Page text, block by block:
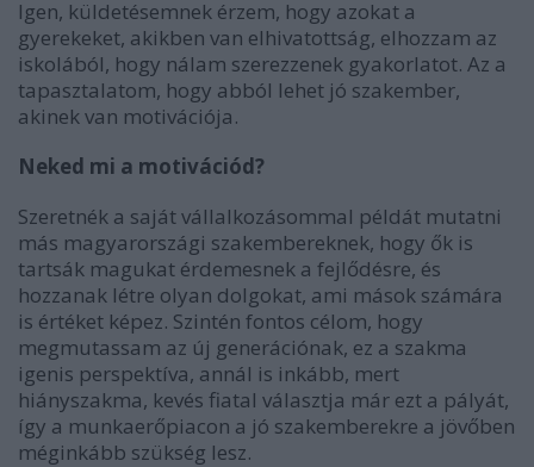
Igen, küldetésemnek érzem, hogy azokat a
gyerekeket, akikben van elhivatottság, elhozzam az
iskolából, hogy nálam szerezzenek gyakorlatot. Az a
tapasztalatom, hogy abból lehet jó szakember,
akinek van motivációja.
Neked mi a motivációd?
Szeretnék a saját vállalkozásommal példát mutatni
más magyarországi szakembereknek, hogy ők is
tartsák magukat érdemesnek a fejlődésre, és
hozzanak létre olyan dolgokat, ami mások számára
is értéket képez. Szintén fontos célom, hogy
megmutassam az új generációnak, ez a szakma
igenis perspektíva, annál is inkább, mert
hiányszakma, kevés fiatal választja már ezt a pályát,
így a munkaerőpiacon a jó szakemberekre a jövőben
méginkább szükség lesz.